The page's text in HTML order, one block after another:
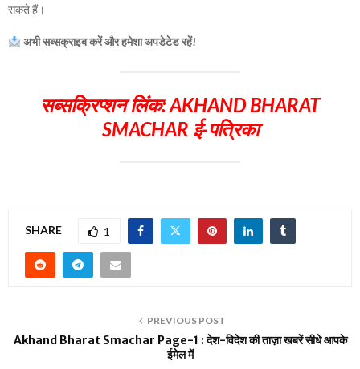
सकते हैं।
अभी सब्सक्राइब करें और हमेशा अपडेटेड रहें!
सब्सक्रिप्शन लिंक:AKHAND BHARAT
SMACHAR ई-पत्रिका
SHARE 1
PREVIOUS POST
Akhand Bharat Smachar Page-1 : देश-विदेश की ताज़ा खबरें सीधे आपके
ईमेल में